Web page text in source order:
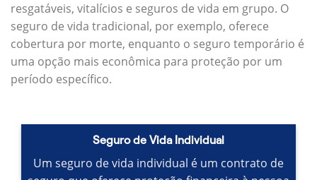
resgatáveis, vitalícios e seguros de vida em grupo. O
seguro de vida tradicional, por exemplo, oferece
cobertura por morte, enquanto o seguro temporário é
uma opção mais econômica para proteção por um
período específico.
Seguro de Vida Individual
Um seguro de vida individual é um contrato de